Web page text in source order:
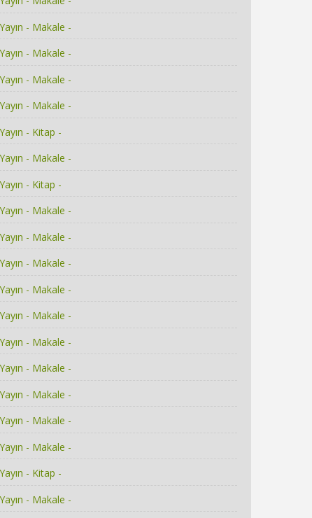
Yayın - Makale -
Yayın - Makale -
Yayın - Makale -
Yayın - Makale -
Yayın - Kitap -
Yayın - Makale -
Yayın - Kitap -
Yayın - Makale -
Yayın - Makale -
Yayın - Makale -
Yayın - Makale -
Yayın - Makale -
Yayın - Makale -
Yayın - Makale -
Yayın - Makale -
Yayın - Makale -
Yayın - Makale -
Yayın - Kitap -
Yayın - Makale -